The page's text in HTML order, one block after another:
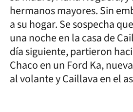
hermanos mayores. Sin
a su hogar. Se sospecha
una noche en la casa de
día siguiente, partieron
Chaco en un Ford Ka,
al volante y Caillava en el